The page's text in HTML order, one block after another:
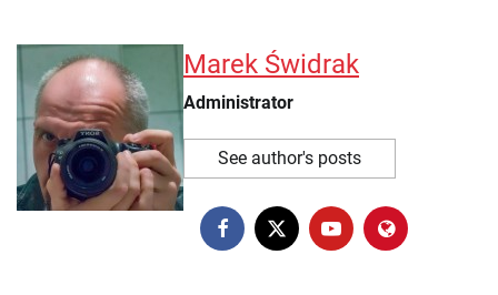
Marek Świdrak
Administrator
See author's posts